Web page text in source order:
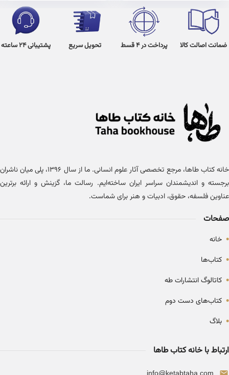
ضمانت اصالت کالا پرداخت در 4 قسط تحویل سریع پشتیبانی 24 ساعته
خانه کتاب طاها، مرجع تخصصی آثار علوم انسانی. ما از سال ۱۳۹۶، پلی میان ناشران
برجسته و اندیشمندان سراسر ایران ساخته‌ایم. رسالت ما، گزینش و ارائه برترین
عناوین فلسفه، حقوق، ادبیات و هنر برای شماست.
صفحات
• خانه
• کتاب‌ها
• کاتالوگ انتشارات طه
• کتاب‌های دست دوم
• بلاگ
ارتباط با خانه کتاب طاها
info@ketabtaha.com